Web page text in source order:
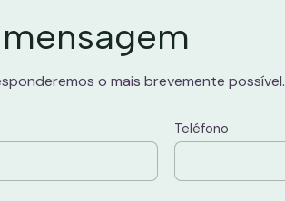
o mais brevemente possível.
Teléfono